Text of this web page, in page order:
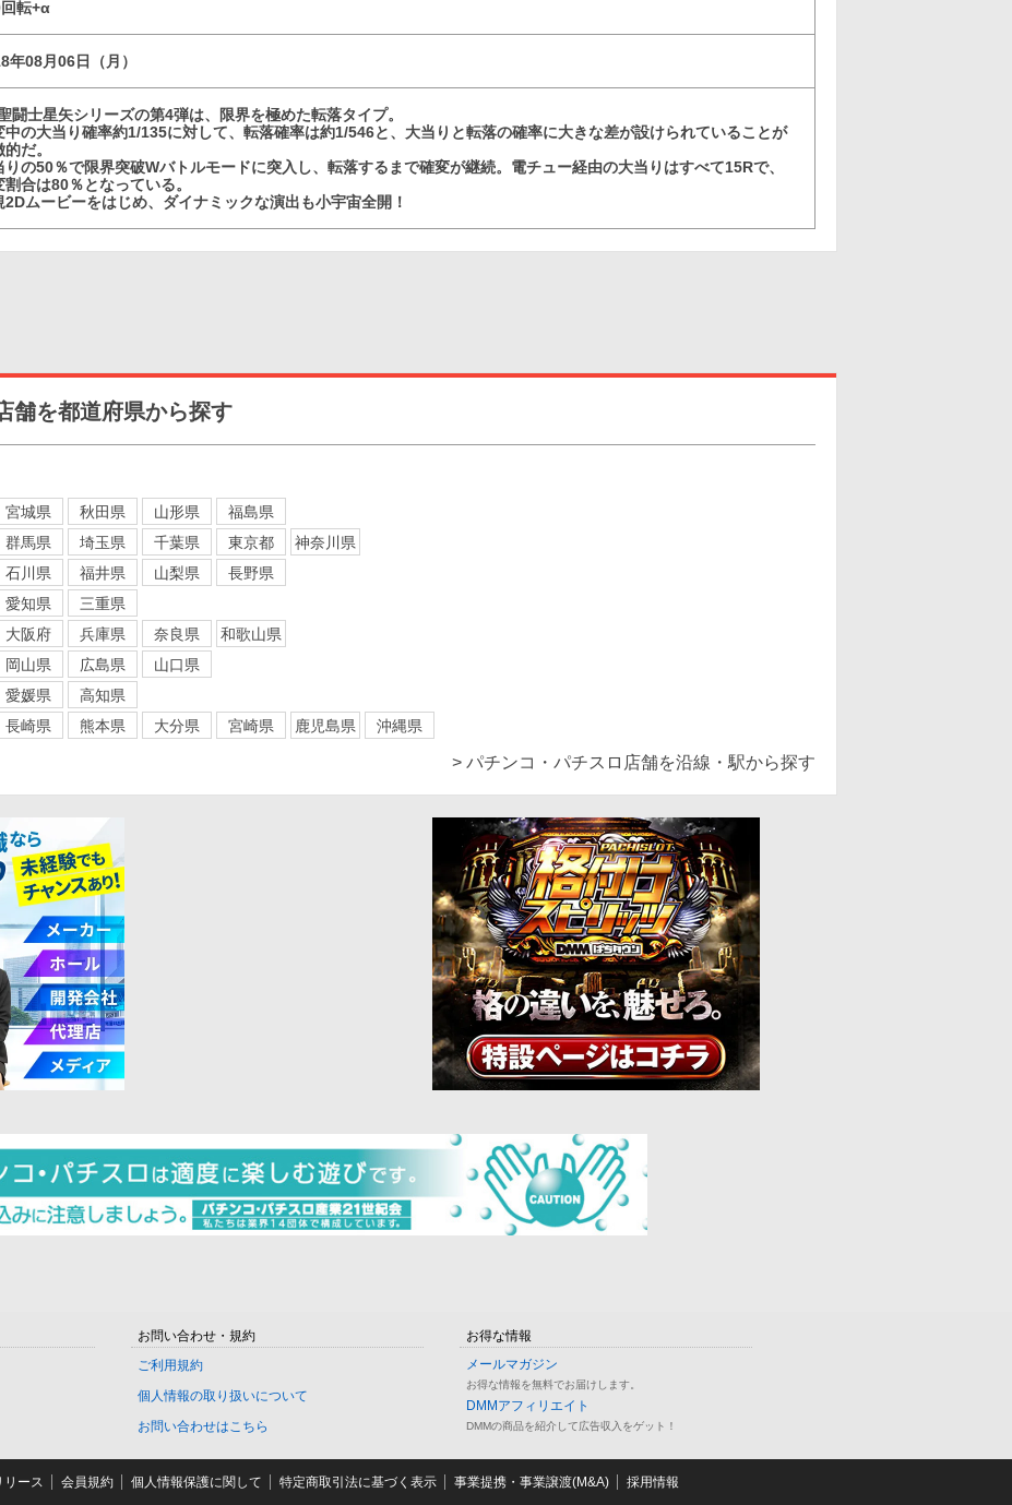
転+α
年08月06日（月）
闘士星矢シリーズの第4弾は、限界を極めた転落タイプ。
中の大当り確率約1/135に対して、転落確率は約1/546と、大当りと転落の確率に大きな差が設けられていることが
だ。
りの50％で限界突破Wバトルモードに突入し、転落するまで確変が継続。電チュー経由の大当りはすべて15Rで、
割合は80％となっている。
2Dムービーをはじめ、ダイナミックな演出も小宇宙全開！
舗を都道府県から探す
宮城県 秋田県 山形県
福島県
群馬県 埼玉県 千葉県 東京都
神奈川県
石川県 福井県 山梨県
長野県
愛知県
三重県
大阪府 兵庫県 奈良県
和歌山県
岡山県 広島県
山口県
愛媛県
高知県
長崎県 熊本県 大分県 宮崎県 鹿児島県 沖縄県
> パチンコ・パチスロ店舗を沿線・駅から探す
お問い合わせ・規約
ご利用規約
個人情報の取り扱いについて
お問い合わせはこちら
お得な情報
メールマガジン
お得な情報を無料でお届けします。
DMMアフィリエイト
DMMの商品を紹介して広告収入をゲット！
リース 会員規約 個人情報保護に関して 特定商取引法に基づく表示 事業提携・事業譲渡(M&A) 採用情報